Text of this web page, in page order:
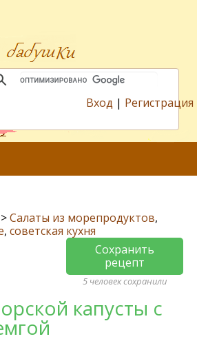
Вход | Регистрация
>Салаты из морепродуктов,
, советская кухня
Сохранить
рецепт
5 человек сохранили
капусты с